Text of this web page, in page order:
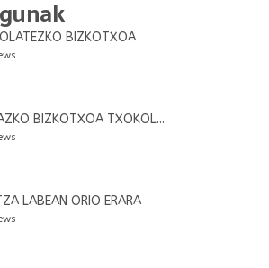
BIZKOTXOA
BIZKOTXOA TXOKOL...
LABEAN ORIO ERARA